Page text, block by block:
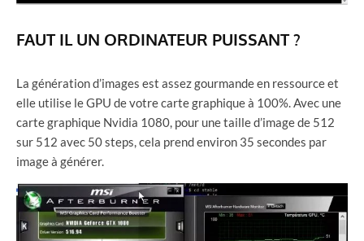
FAUT IL UN ORDINATEUR PUISSANT ?
La génération d’images est assez gourmande en ressource et
elle utilise le GPU de votre carte graphique à 100%. Avec une
carte graphique Nvidia 1080, pour une taille d’image de 512
sur 512 avec 50 steps, cela prend environ 35 secondes par
image à générer.